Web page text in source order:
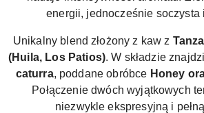
energii, jednocześnie soczysta
Unikalny blend złożony z kaw z
(Huila, Los Patios). W składzie
caturra, poddane obróbce Honey
Połączenie dwóch wyjątkowych
niezwykle ekspresyjną i